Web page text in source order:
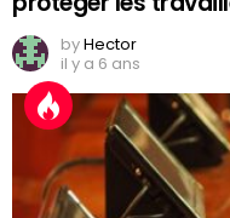
byHector
il y a 6 ans